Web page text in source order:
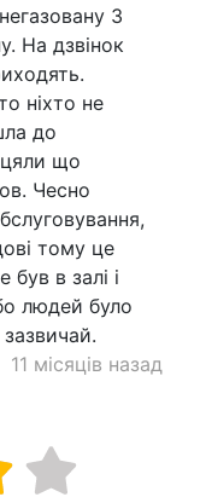
3
На дзвінок
ніхто не
до
що
Чесно
тому це
в залі і
людей було
11 місяців назад